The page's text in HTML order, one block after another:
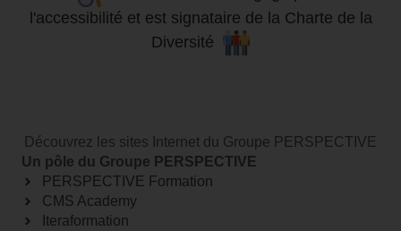
l'accessibilité et est signataire de la Charte de la
Diversité
Découvrez les sites Internet du Groupe PERSPECTIVE
Un pôle du Groupe PERSPECTIVE
PERSPECTIVE Formation
CMS Academy
Iteraformation